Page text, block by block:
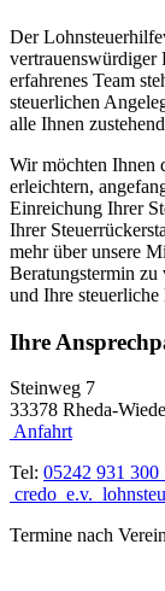
Der
vertrauenswürdiger
erfahrenes Team
steuerlichen
alle Ihnen
Wir möchten Ihnen
erleichtern,
Einreichung Ihrer
Ihrer
mehr über unsere
Beratungstermin zu
und Ihre
Ihre
Steinweg 7
33378 Rheda-
Anfahrt
Tel: 05242 931 300
Termine nach